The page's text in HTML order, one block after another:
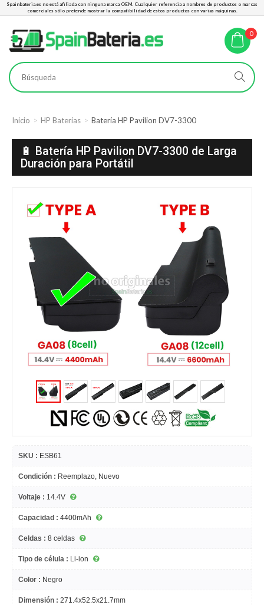
Spainbateria.es no está afiliada con ninguna marca OEM. Cualquier referencia a nombres de productos o marcas
comerciales sólo pretende mostrar la compatibilidad de estos productos con varias máquinas.
0
Inicio HP Baterías Batería HP Pavilion DV7-3300
🔋 Batería HP Pavilion DV7-3300 de Larga
Duración para Portátil
SKU : ESB61
Condición : Reemplazo, Nuevo
Voltaje : 14.4V
Capacidad : 4400mAh
Celdas : 8 celdas
Tipo de célula : Li-ion
Color : Negro
Dimensión : 271.4x52.5x21.7mm